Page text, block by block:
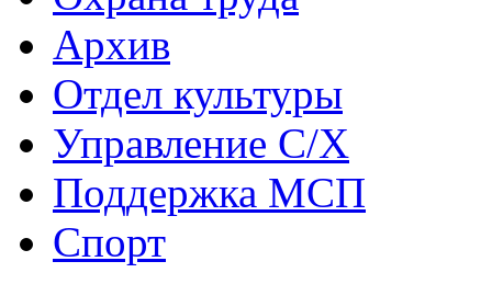
Архив
Отдел культуры
Управление С/Х
Поддержка МСП
Спорт